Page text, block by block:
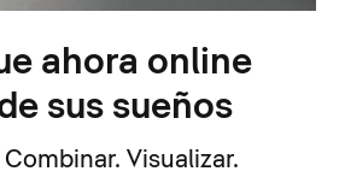
ahora online
sus sueños
Visualizar.